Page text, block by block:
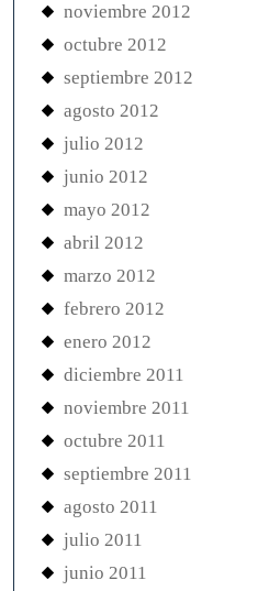
noviembre 2012
octubre 2012
septiembre 2012
agosto 2012
julio 2012
junio 2012
mayo 2012
abril 2012
marzo 2012
febrero 2012
enero 2012
diciembre 2011
noviembre 2011
octubre 2011
septiembre 2011
agosto 2011
julio 2011
junio 2011